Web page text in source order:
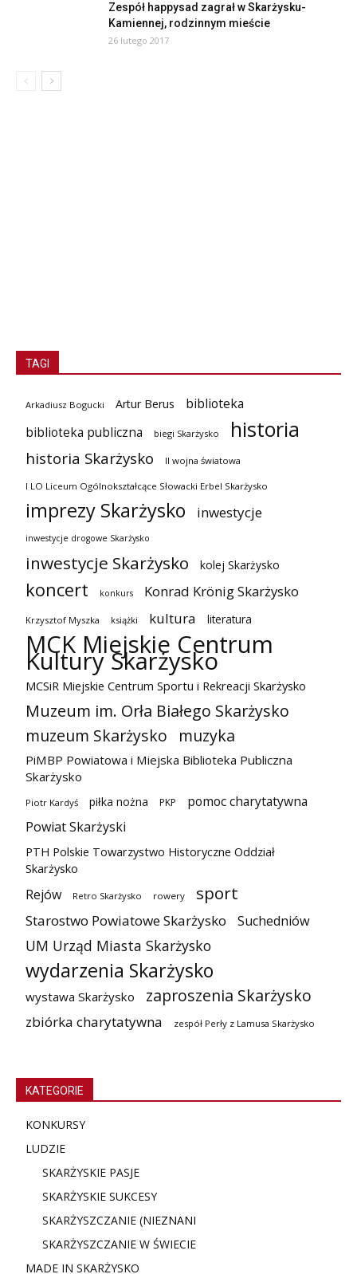
Zespół happysad zagrał w Skarżysku-
Kamiennej, rodzinnym mieście
26 lutego 2017
TAGI
Arkadiusz Bogucki Artur Berus
biblioteka
biblioteka publiczna
biegi Skarżysko historia
historia Skarżysko II wojna światowa
I LO Liceum Ogólnokształcące Słowacki Erbel Skarżysko
imprezy Skarżysko inwestycje
inwestycje drogowe Skarżysko
inwestycje Skarżysko kolej Skarżysko
koncert konkurs Konrad Krönig Skarżysko
Krzysztof Myszka książki kultura literatura
MCK Miejskie Centrum
Kultury Skarżysko
MCSiR Miejskie Centrum Sportu i Rekreacji Skarżysko
Muzeum im. Orła Białego Skarżysko
muzeum Skarżysko
muzyka
PiMBP Powiatowa i Miejska Biblioteka Publiczna
Skarżysko
Piotr Kardyś piłka nożna PKP
pomoc charytatywna
Powiat Skarżyski
PTH Polskie Towarzystwo Historyczne Oddział
Skarżysko
Rejów Retro Skarżysko rowery sport
Starostwo Powiatowe Skarżysko Suchedniów
UM Urząd Miasta Skarżysko
wydarzenia Skarżysko
wystawa Skarżysko zaproszenia Skarżysko
zbiórka charytatywna zespół Perły z Lamusa Skarżysko
KATEGORIE
KONKURSY
LUDZIE
SKARŻYSKIE PASJE
SKARŻYSKIE SUKCESY
SKARŻYSZCZANIE (NIEZNANI
SKARŻYSZCZANIE W ŚWIECIE
MADE IN SKARŻYSKO